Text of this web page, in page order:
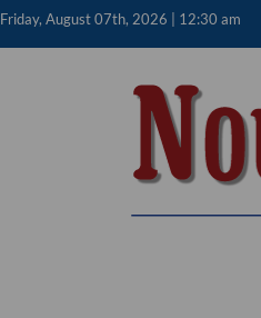
Friday, August 07th, 2026 | 12:30 am